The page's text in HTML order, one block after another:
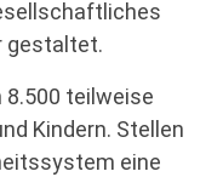
gestaltet.
8.500 teilweise
Kindern. Stellen
eine